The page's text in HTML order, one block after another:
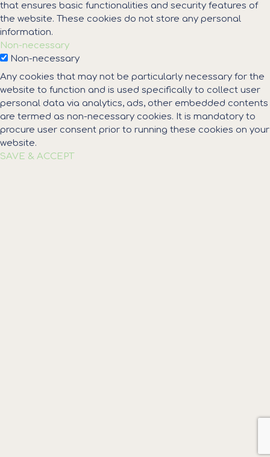
that ensures basic functionalities and security features of
the website. These cookies do not store any personal
information.
Non-necessary
Non-necessary
Any cookies that may not be particularly necessary for the
website to function and is used specifically to collect user
personal data via analytics, ads, other embedded contents
are termed as non-necessary cookies. It is mandatory to
procure user consent prior to running these cookies on your
website.
SAVE & ACCEPT